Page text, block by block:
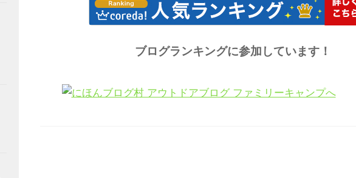
ブログランキングに参加しています！